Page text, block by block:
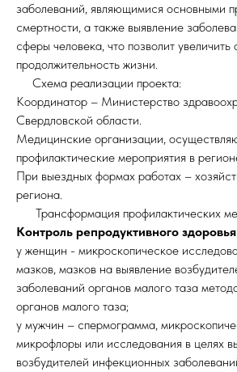
заболеваний, являющимися основными
смертности, а также выявление
сферы человека, что позволит
продолжительность жизни.
Схема реализации проекта:
Координатор – Министерство
Свердловской области.
Медицинские организации,
профилактические мероприятия в
При выездных формах работах –
региона.
Трансформация профилактических
Контроль репродуктивного
у женщин - микроскопическое
мазков, мазков на выявление
заболеваний органов малого таза
органов малого таза;
у мужчин – спермограмма,
микрофлоры или исследования в целях
возбудителей инфекционных